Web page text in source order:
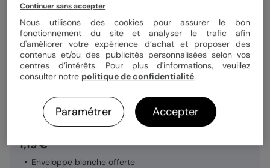
Format
Papier Papier Satiné
Quantité Échantillon personnalisé
1,19 €
Enveloppe blanche offerte
Continuer sans accepter
Nous utilisons des cookies pour assurer le bon
fonctionnement du site et analyser le trafic afin
d'améliorer votre expérience d’achat et proposer des
contenus et/ou des publicités personnalisées selon vos
centres d’intérêts. Pour plus d'informations, veuillez
consulter notre politique de confidentialité.
Paramétrer Accepter